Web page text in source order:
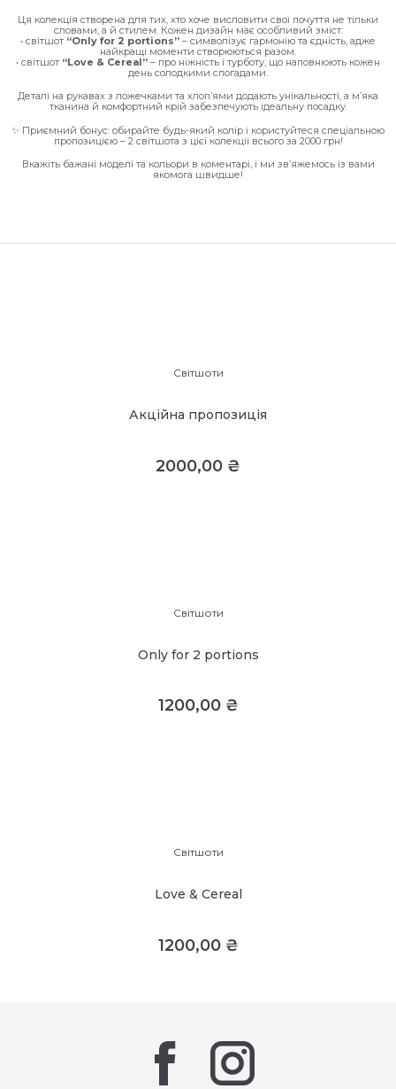
Ця колекція створена для тих, хто хоче висловити свої почуття не тільки
словами, а й стилем. Кожен дизайн має особливий зміст:
• світшот “Only for 2 portions” – символізує гармонію та єдність, адже
найкращі моменти створюються разом.
• світшот “Love & Cereal” – про ніжність і турботу, що наповнюють кожен
день солодкими спогадами.
Деталі на рукавах з ложечками та хлоп’ями додають унікальності, а м’яка
тканина й комфортний крій забезпечують ідеальну посадку.
✨ Приємний бонус: обирайте будь-який колір і користуйтеся спеціальною
пропозицією – 2 світшота з цієї колекції всього за 2000 грн!
Вкажіть бажані моделі та кольори в коментарі, і ми зв’яжемось із вами
якомога швидше!
Світшоти
Акційна пропозиція
2000,00 ₴
Світшоти
Only for 2 portions
1200,00 ₴
Світшоти
Love & Cereal
1200,00 ₴